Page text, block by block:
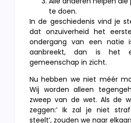
te doen.
In de geschiedenis vind je
dat onzuiverheid het
ondergang van een natie
aanbreekt, dan is het
gemeenschap in zicht.
Nu hebben we niet méér
Wij worden alleen
zweep van de wet. Als de
zeggen:’ Ik zal je niet
steelt’, zouden we naar